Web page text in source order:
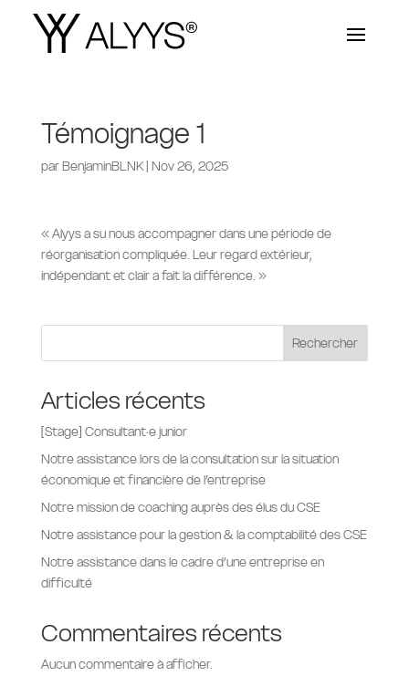
Témoignage 1
parBenjaminBLNK| Nov 26, 2025
«Alyys a su nous accompagner dans une période de
réorganisation compliquée. Leur regard extérieur,
indépendant et clair a fait la différence. »
Rechercher
Articles récents
[Stage] Consultant·e junior
Notre assistance lors de la consultation sur la situation
économique et financière de l’entreprise
Notre mission de coaching auprès des élus du CSE
Notre assistance pour la gestion & la comptabilité des CSE
Notre assistance dans le cadre d’une entreprise en
difficulté
Commentaires récents
Aucun commentaire à afficher.